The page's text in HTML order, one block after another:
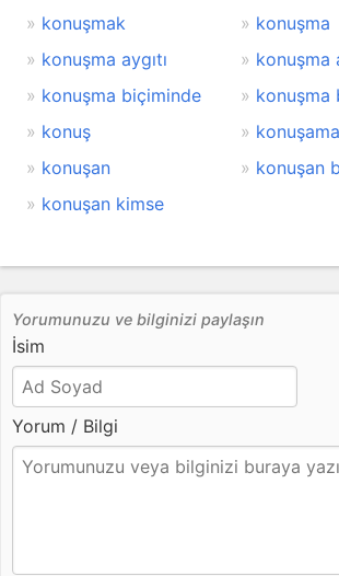
konuşmak
konuşma
konuşma aygıtı
konuşma
konuşma biçiminde
konuşma
konuş
konuşan
konuşan
konuşan kimse
Yorumunuzu ve bilginizi paylaşın
İsim
Yorum / Bilgi